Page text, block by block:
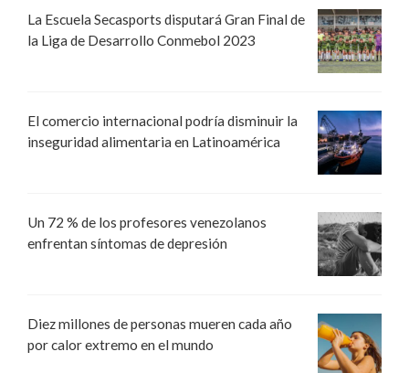
La Escuela Secasports disputará Gran Final de
la Liga de Desarrollo Conmebol 2023
El comercio internacional podría disminuir la
inseguridad alimentaria en Latinoamérica
Un 72 % de los profesores venezolanos
enfrentan síntomas de depresión
Diez millones de personas mueren cada año
por calor extremo en el mundo